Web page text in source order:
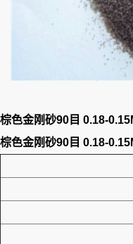
棕色金刚砂90目 0.18-
棕色金刚砂90目 0.18-